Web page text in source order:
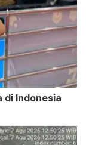
di Indonesia